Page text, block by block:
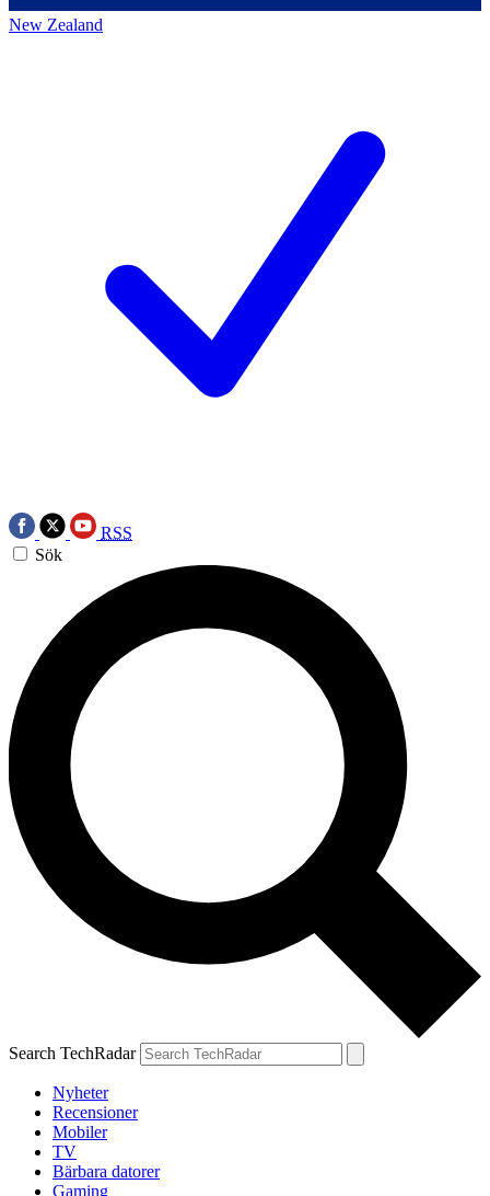
New Zealand
RSS
Sök
Search TechRadar
Nyheter
Recensioner
Mobiler
TV
Bärbara datorer
Gaming